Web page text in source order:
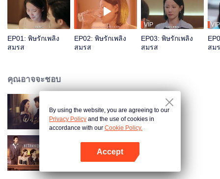
แต่สวี่เฉิงกลับหายตัวไปอย่างไร้ร่องรอย
EP01: พิษรักเพลิง
สมรส
EP02: พิษรักเพลิง
สมรส
VIP
EP03: พิษรักเพลิง
สมรส
VIP
สม
คุณอาจจะชอบ
ปมรักแรงแค้น
รักซ้อน ซ่อนแค้น
By using the website, you are agreeing to our
Privacy Policy and the use of cookies in
accordance with our Cookie Policy.
Accept